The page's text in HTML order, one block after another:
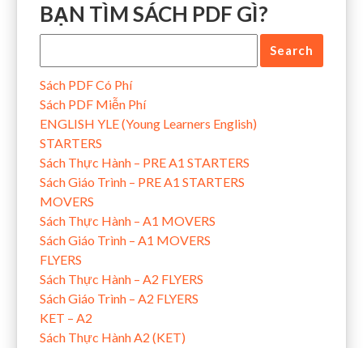
BẠN TÌM SÁCH PDF GÌ?
Sách PDF Có Phí
Sách PDF Miễn Phí
ENGLISH YLE (Young Learners English)
STARTERS
Sách Thực Hành – PRE A1 STARTERS
Sách Giáo Trình – PRE A1 STARTERS
MOVERS
Sách Thực Hành – A1 MOVERS
Sách Giáo Trình – A1 MOVERS
FLYERS
Sách Thực Hành – A2 FLYERS
Sách Giáo Trình – A2 FLYERS
KET – A2
Sách Thực Hành A2 (KET)